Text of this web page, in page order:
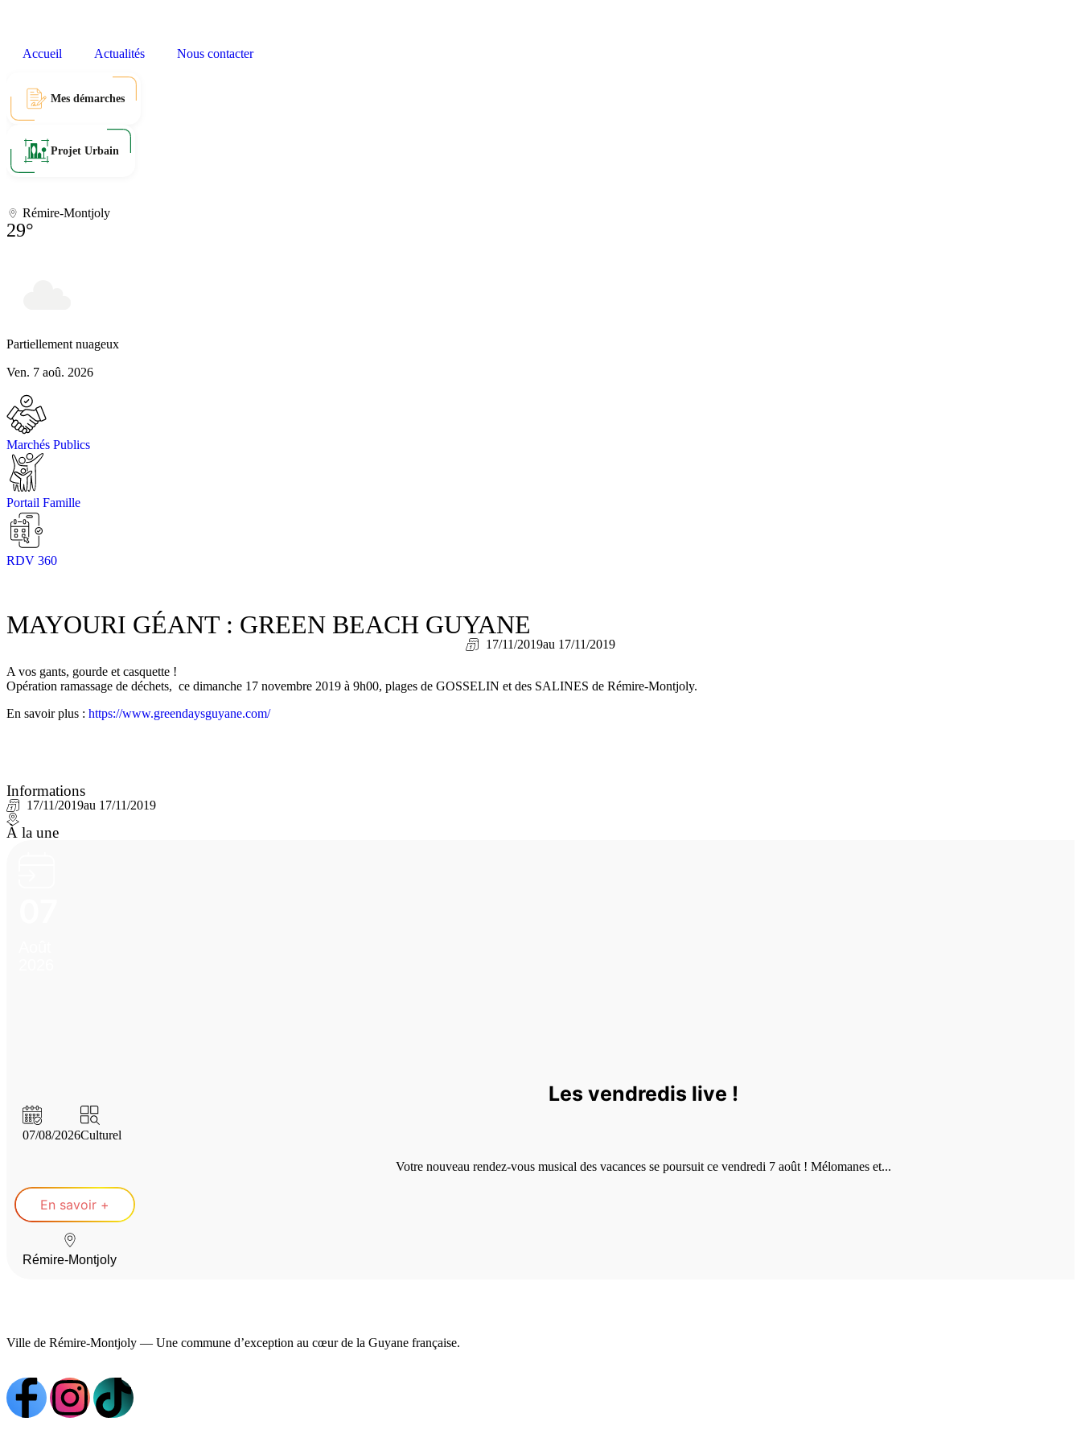
Accueil Actualités Nous contacter
Mes démarches
Projet Urbain
Rémire-Montjoly
29°
Partiellement nuageux
Ven. 7 aoû. 2026
Marchés Publics
Portail Famille
RDV 360
MAYOURI GÉANT : GREEN BEACH GUYANE
17/11/2019au 17/11/2019
A vos gants, gourde et casquette !
Opération ramassage de déchets, ce dimanche 17 novembre 2019 à 9h00, plages de GOSSELIN et des SALINES de Rémire-Montjoly.
En savoir plus : https://www.greendaysguyane.com/
Informations
17/11/2019au 17/11/2019
À la une
Les vendredis live !
07/08/2026Culturel
Votre nouveau rendez-vous musical des vacances se poursuit ce vendredi 7 août ! Mélomanes et...
En savoir +
Rémire-Montjoly
Ville de Rémire-Montjoly — Une commune d’exception au cœur de la Guyane française.